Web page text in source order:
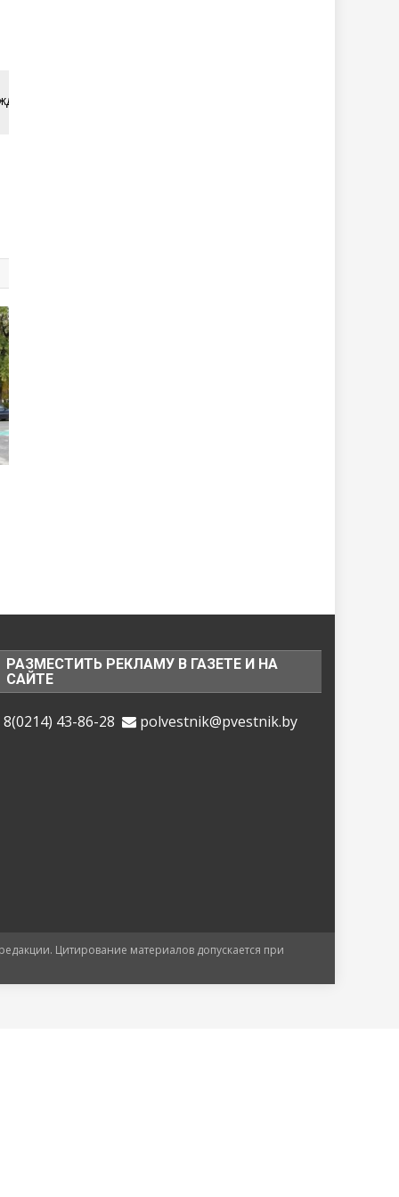
Порой и в роли психолога приходится
РАЗМЕСТИТЬ РЕКЛАМУ В ГАЗЕТЕ И НА
САЙТЕ
8(0214) 43-86-28 polvestnik@pvestnik.by
Цитирование материалов допускается при